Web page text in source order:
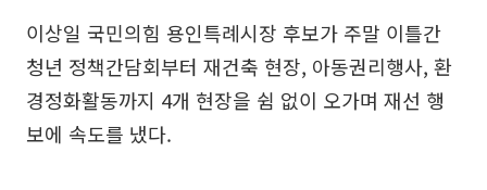
이상일 국민의힘 용인특례시장 후보가 주말 이틀간
청년 정책간담회부터 재건축 현장, 아동권리행사, 환
경정화활동까지 4개 현장을 쉼 없이 오가며 재선 행
보에 속도를 냈다.